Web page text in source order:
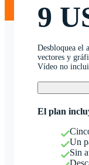
9
Desbloquea el
vectores y
Vídeo no
El plan
Un
Sin